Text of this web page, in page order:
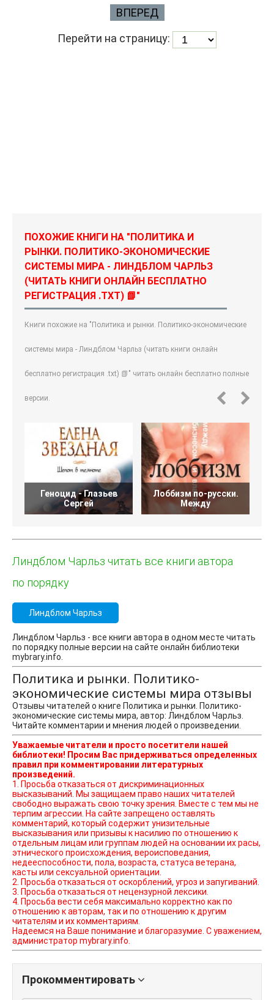
ВПЕРЕД
Перейти на страницу:
ПОХОЖИЕ КНИГИ НА "ПОЛИТИКА И
РЫНКИ. ПОЛИТИКО-ЭКОНОМИЧЕСКИЕ
СИСТЕМЫ МИРА - ЛИНДБЛОМ ЧАРЛЬЗ
(ЧИТАТЬ КНИГИ ОНЛАЙН БЕСПЛАТНО
РЕГИСТРАЦИЯ .TXT) 📗"
Книги похожие на "Политика и рынки. Политико-экономические
системы мира - Линдблом Чарльз (читать книги онлайн
бесплатно регистрация .txt) 📗" читать онлайн бесплатно полные
версии.
Геноцид - Глазьев
Сергей
Лоббизм по-русски.
Между
Линдблом Чарльз читать все книги автора
по порядку
Линдблом Чарльз
Линдблом Чарльз - все книги автора в одном месте читать
по порядку полные версии на сайте онлайн библиотеки
mybrary.info.
Политика и рынки. Политико-
экономические системы мира отзывы
Отзывы читателей о книге Политика и рынки. Политико-
экономические системы мира, автор: Линдблом Чарльз.
Читайте комментарии и мнения людей о произведении.
Уважаемые читатели и просто посетители нашей
библиотеки! Просим Вас придерживаться определенных
правил при комментировании литературных
произведений.
1. Просьба отказаться от дискриминационных
высказываний. Мы защищаем право наших читателей
свободно выражать свою точку зрения. Вместе с тем мы не
терпим агрессии. На сайте запрещено оставлять
комментарий, который содержит унизительные
высказывания или призывы к насилию по отношению к
отдельным лицам или группам людей на основании их расы,
этнического происхождения, вероисповедания,
недееспособности, пола, возраста, статуса ветерана,
касты или сексуальной ориентации.
2. Просьба отказаться от оскорблений, угроз и запугиваний.
3. Просьба отказаться от нецензурной лексики.
4. Просьба вести себя максимально корректно как по
отношению к авторам, так и по отношению к другим
читателям и их комментариям.
Надеемся на Ваше понимание и благоразумие. С уважением,
администратор mybrary.info.
Прокомментировать